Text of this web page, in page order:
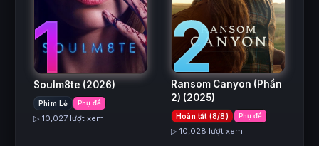
1
Soulm8te (2026)
Phim Lẻ Phụ đề
▷ 10,027 lượt xem
2
Ransom Canyon (Phần
2) (2025)
Hoàn tất (8/8) Phụ đề
▷ 10,028 lượt xem